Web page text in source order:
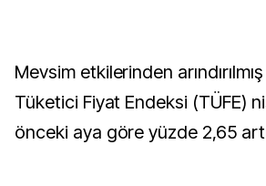
Mevsim etkilerinden arındırılmış özel kapsamlı
Tüketici Fiyat Endeksi (TÜFE)
önceki aya göre yüzde 2,65